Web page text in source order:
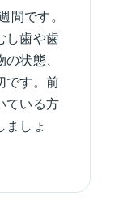
間です。
し歯や歯
状態、
です。前
ている方
ましょ